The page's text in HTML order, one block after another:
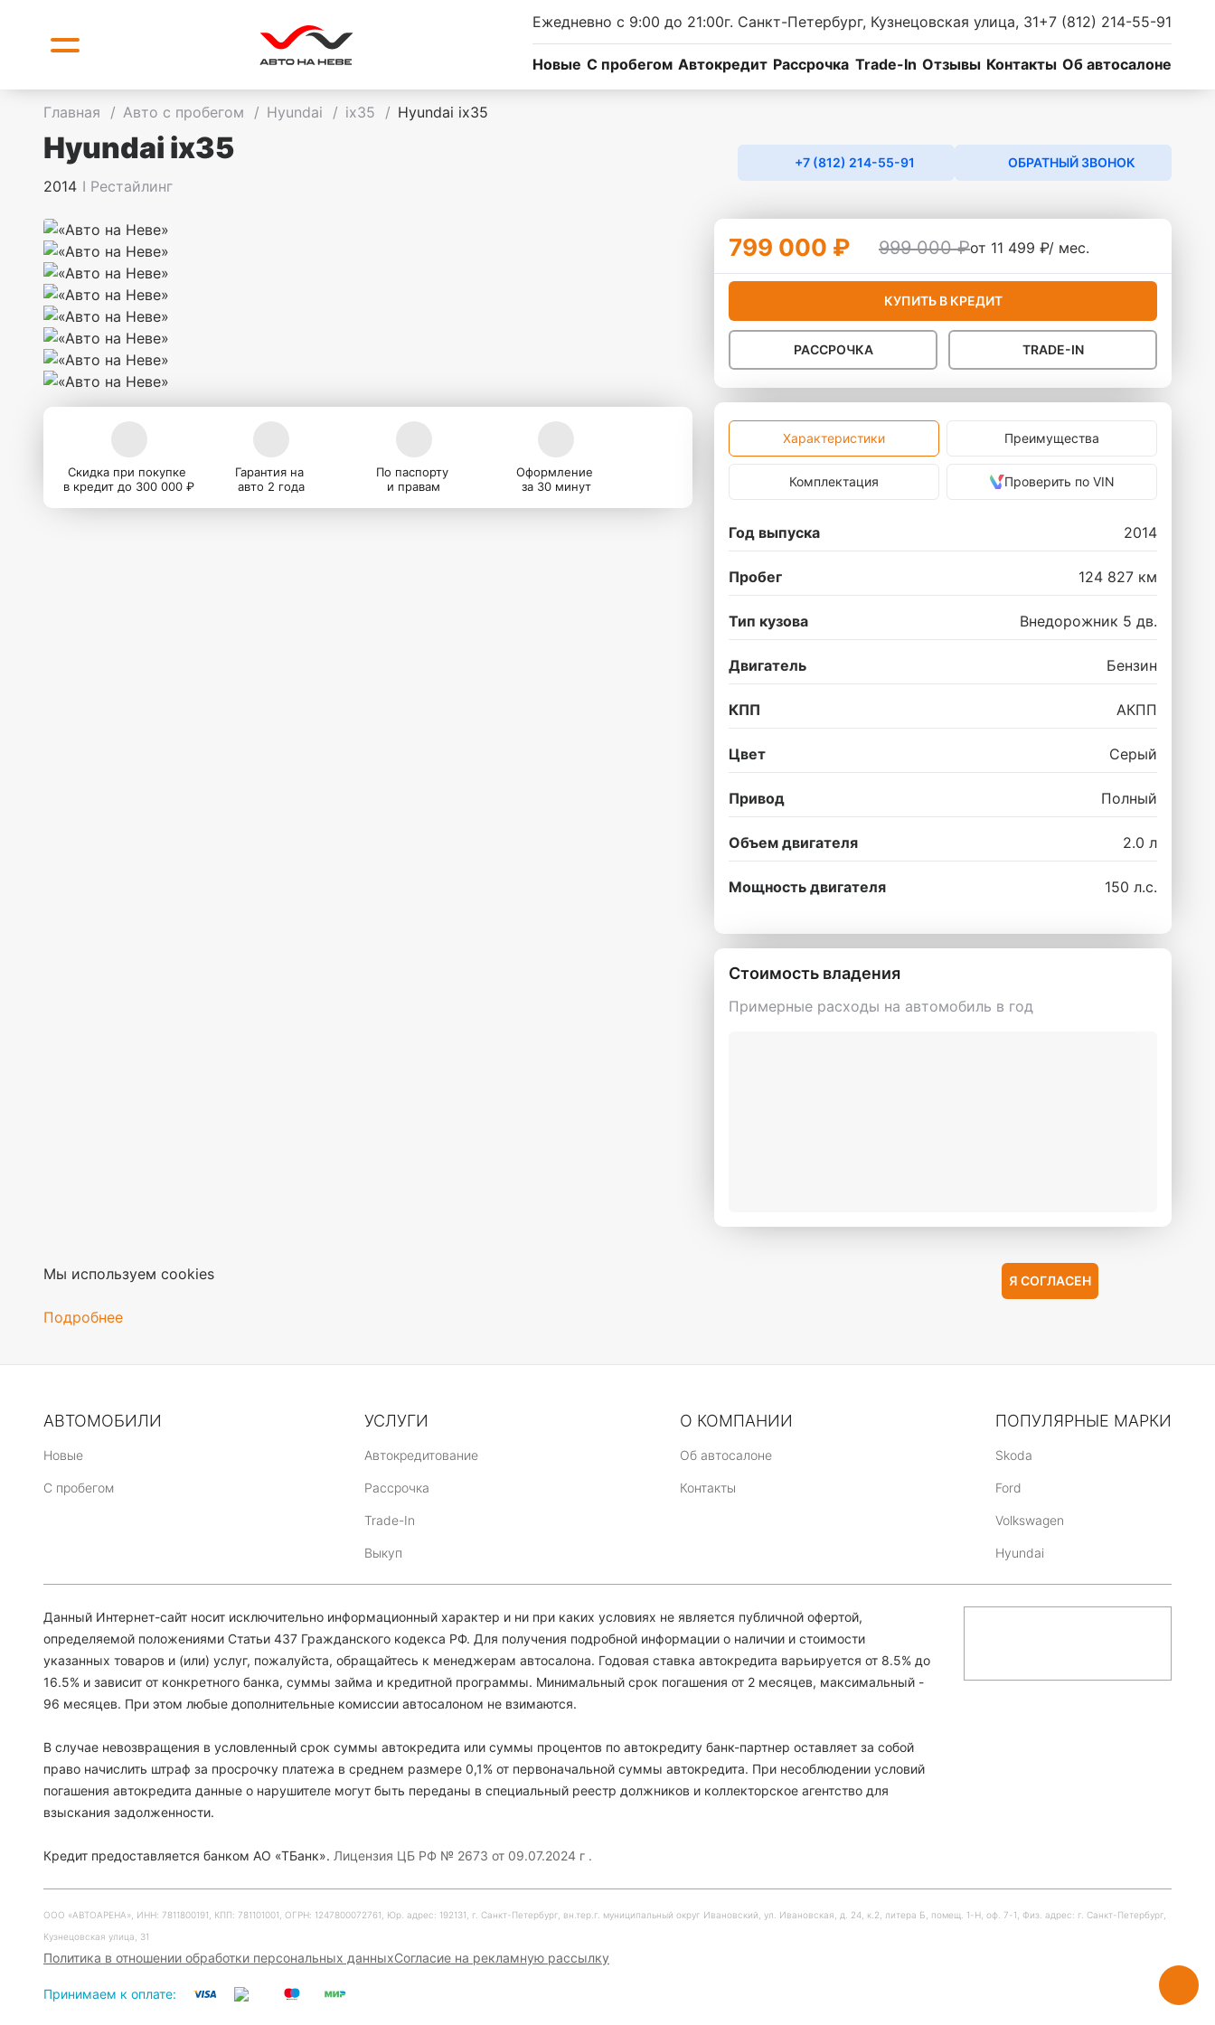
Ежедневно с 9:00 до 21:00г. Санкт-Петербург, Кузнецовская улица, 31+7 (812) 214-55-91
Новые C пробегом Автокредит Рассрочка Trade-In Отзывы Контакты Об автосалоне
Главная / Авто с пробегом / Hyundai / ix35 / Hyundai ix35
Hyundai ix35
2014 I Рестайлинг
+7 (812) 214-55-91 ОБРАТНЫЙ ЗВОНОК
Скидка при покупке
в кредит до 300 000 ₽
Гарантия на
авто 2 года
По паспорту
и правам
Оформление
за 30 минут
799 000 ₽ 999 000 ₽от 11 499 ₽/ мес.
КУПИТЬ В КРЕДИТ
РАССРОЧКА TRADE-IN
Характеристики Преимущества
Комплектация Проверить по VIN
Год выпуска 2014
Пробег 124 827 км
Тип кузова Внедорожник 5 дв.
Двигатель Бензин
КПП АКПП
Цвет Серый
Привод Полный
Объем двигателя 2.0 л
Мощность двигателя 150 л.с.
Стоимость владения
Примерные расходы на автомобиль в год
Мы используем cookies
Подробнее
Я СОГЛАСЕН
АВТОМОБИЛИ
Новые
C пробегом
УСЛУГИ
Автокредитование
Рассрочка
Trade-In
Выкуп
О КОМПАНИИ
Об автосалоне
Контакты
ПОПУЛЯРНЫЕ МАРКИ
Skoda
Ford
Volkswagen
Hyundai
Данный Интернет-сайт носит исключительно информационный характер и ни при каких условиях не является публичной офертой,
определяемой положениями Статьи 437 Гражданского кодекса РФ. Для получения подробной информации о наличии и стоимости
указанных товаров и (или) услуг, пожалуйста, обращайтесь к менеджерам автосалона. Годовая ставка автокредита варьируется от 8.5% до
16.5% и зависит от конкретного банка, суммы займа и кредитной программы. Минимальный срок погашения от 2 месяцев, максимальный -
96 месяцев. При этом любые дополнительные комиссии автосалоном не взимаются.
В случае невозвращения в условленный срок суммы автокредита или суммы процентов по автокредиту банк-партнер оставляет за собой
право начислить штраф за просрочку платежа в среднем размере 0,1% от первоначальной суммы автокредита. При несоблюдении условий
погашения автокредита данные о нарушителе могут быть переданы в специальный реестр должников и коллекторское агентство для
взыскания задолженности.
Кредит предоставляется банком АО «ТБанк». Лицензия ЦБ РФ № 2673 от 09.07.2024 г .
ООО «АВТОАРЕНА», ИНН: 7811800191, КПП: 781101001, ОГРН: 1247800072761, Юр. адрес: 192131, г. Санкт-Петербург, вн.тер.г. муниципальный округ Ивановский, ул. Ивановская, д. 24, к.2, литера Б, помещ. 1-Н, оф. 7-1, Физ. адрес: г. Санкт-Петербург,
Кузнецовская улица, 31
Политика в отношении обработки персональных данныхСогласие на рекламную рассылку
Принимаем к оплате: